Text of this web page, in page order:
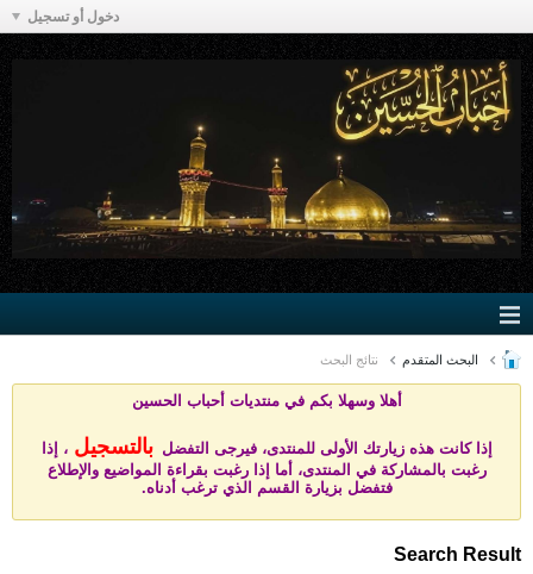
دخول أو تسجيل
البحث المتقدم نتائج البحث
أهلا وسهلا بكم في منتديات أحباب الحسين
إذا كانت هذه زيارتك الأولى للمنتدى، فيرجى التفضل بالتسجيل ، إذا
رغبت بالمشاركة في المنتدى، أما إذا رغبت بقراءة المواضيع والإطلاع
فتفضل بزيارة القسم الذي ترغب أدناه.
Search Result